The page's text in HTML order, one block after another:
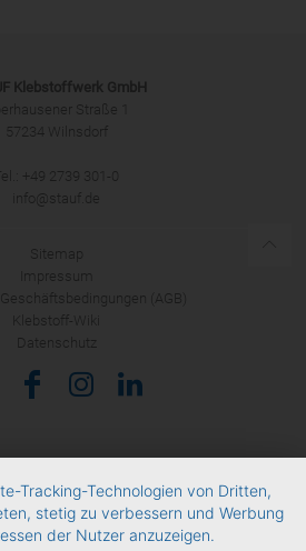
Klebstoffwerk GmbH
Straße 1
57234 Wilnsdorf
+49 2739 301-0
info@stauf.de
Sitemap
Impressum
(AGB)
Klebstoff-Wiki
Datenschutz
Tracking-Technologien von Dritten,
stetig zu verbessern und Werbung
der Nutzer anzuzeigen.